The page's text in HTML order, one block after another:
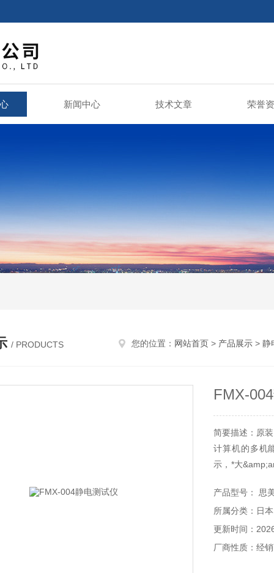
新闻中心 技术文章 荣誉
/ PRODUCTS 您的位置： 网站首页 > 产品展示 > 静
FMX-
简要描述：原
计算机的多机
示，*大
维持管理
产品型号： 思
所属分类：日
更新时间：
厂商性质：经